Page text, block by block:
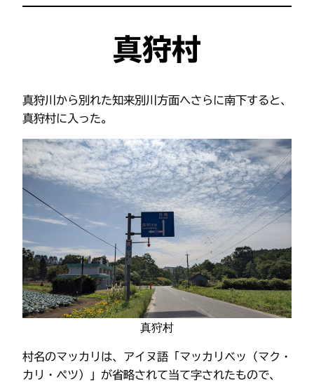
真狩村
真狩川から別れた知来別川方面へさらに南下すると、
真狩村に入った。
真狩村
村名のマッカリは、アイヌ語「マッカリベッ（マク・
カリ・ペツ）」が省略されて当て字されたもので、